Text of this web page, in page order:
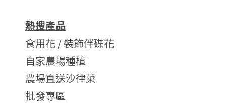
熱搜產品
食用花 / 裝飾伴碟花
自家農場種植
農場直送沙律菜
批發專區